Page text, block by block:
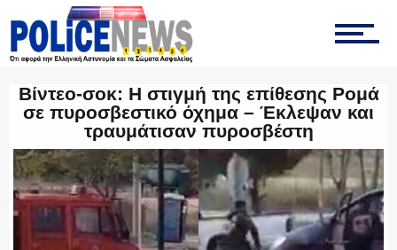
ΤΡΟΧΑΙΑ
ΟΜΑΔΑ “Ζ”
Βίντεο-σοκ: Η στιγμή της επίθεσης Ρομά
σε πυροσβεστικό όχημα – Έκλεψαν και
τραυμάτισαν πυροσβέστη